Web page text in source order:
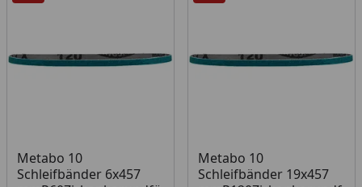
Metabo 10
Schleifbänder 6x457
Metabo 10
Schleifbänder 19x457